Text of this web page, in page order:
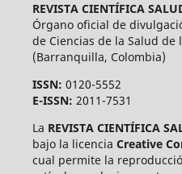
REVISTA CIENTÍFICA
Órgano oficial de
de Ciencias de la Salud
(Barranquilla, Colombia)
ISSN: 0120-5552
E-ISSN: 2011-7531
La REVISTA CIENTÍFICA
bajo la licencia Creative
cual permite la